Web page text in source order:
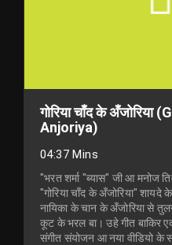
गोरिया चाँद के
Anjoriya)
04:37 Mins
"भरत शर्मा "ब्यास" जी आ मनोज
"गोरिया चाँद के अँजोरिया" शायदे
नायिका के चान के अँजोरिया से
कूट के भरल बा। उहे गीत बाकिर
संगीत संयोजन आ नया वीडियो के